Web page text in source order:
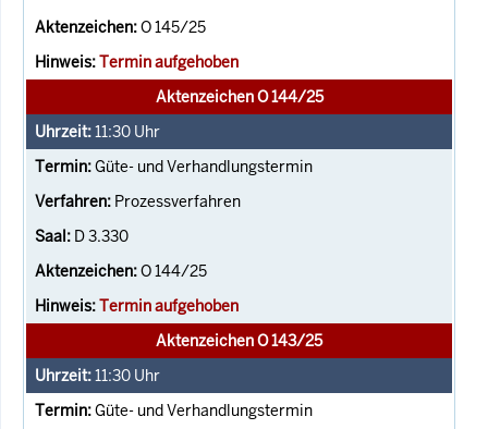
O 145/25
Termin aufgehoben
Aktenzeichen O 144/25
11:30 Uhr
Güte- und Verhandlungstermin
Prozessverfahren
D 3.330
O 144/25
Termin aufgehoben
Aktenzeichen O 143/25
11:30 Uhr
Güte- und Verhandlungstermin